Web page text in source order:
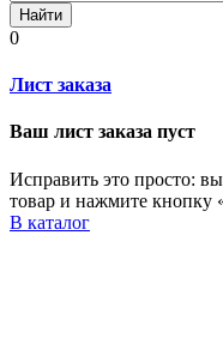
Найти
0
Лист заказа
Ваш лист заказа пуст
Исправить это просто:
товар и нажмите кнопку
В каталог